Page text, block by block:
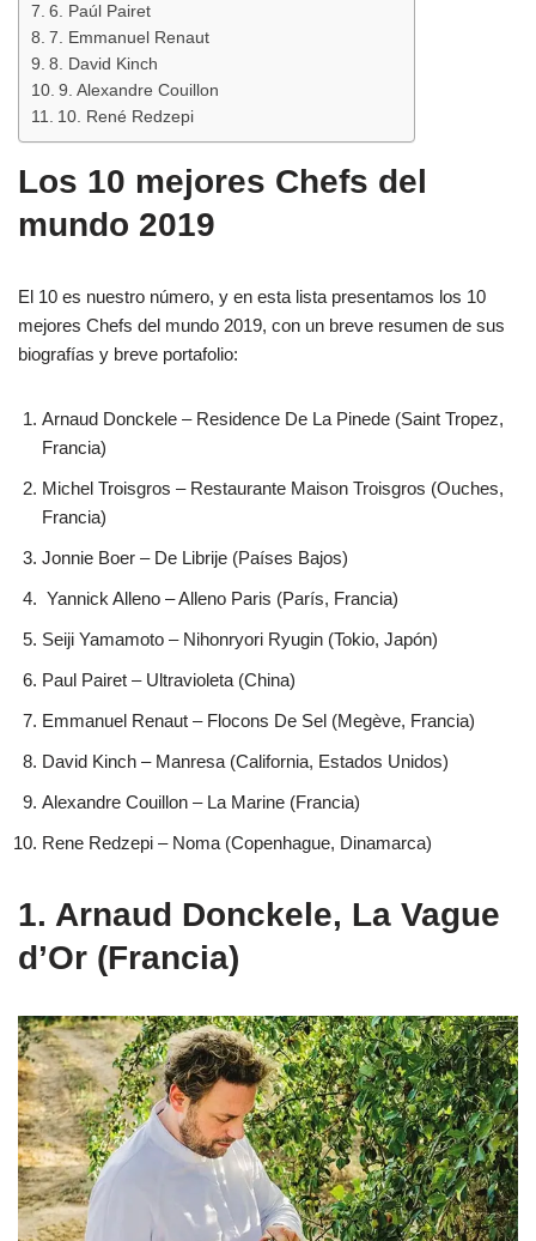
6. Paúl Pairet
7. Emmanuel Renaut
8. David Kinch
9. Alexandre Couillon
10. René Redzepi
Los 10 mejores Chefs del
mundo 2019
El 10 es nuestro número, y en esta lista presentamos los 10
mejores Chefs del mundo 2019, con un breve resumen de sus
biografías y breve portafolio:
Arnaud Donckele – Residence De La Pinede (Saint Tropez,
Francia)
Michel Troisgros – Restaurante Maison Troisgros (Ouches,
Francia)
Jonnie Boer – De Librije (Países Bajos)
Yannick Alleno – Alleno Paris (París, Francia)
Seiji Yamamoto – Nihonryori Ryugin (Tokio, Japón)
Paul Pairet – Ultravioleta (China)
Emmanuel Renaut – Flocons De Sel (Megève, Francia)
David Kinch – Manresa (California, Estados Unidos)
Alexandre Couillon – La Marine (Francia)
Rene Redzepi – Noma (Copenhague, Dinamarca)
1. Arnaud Donckele, La Vague
d’Or (Francia)